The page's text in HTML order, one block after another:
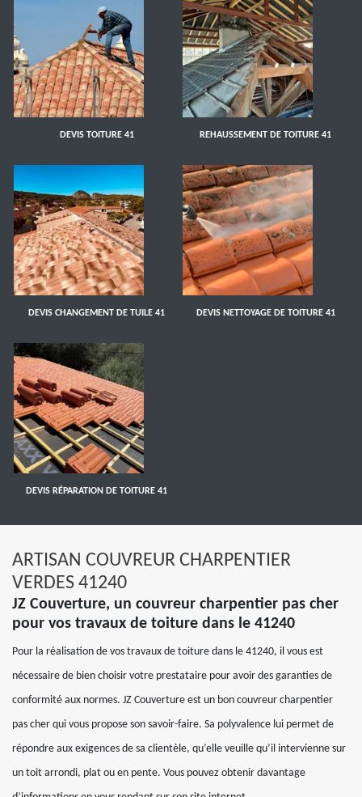
DEVIS TOITURE 41 REHAUSSEMENT DE TOITURE 41
DEVIS CHANGEMENT DE TUILE 41 DEVIS NETTOYAGE DE TOITURE 41
DEVIS RÉPARATION DE TOITURE 41
ARTISAN COUVREUR CHARPENTIER
VERDES 41240
JZ Couverture, un couvreur charpentier pas cher
pour vos travaux de toiture dans le 41240
Pour la réalisation de vos travaux de toiture dans le 41240, il vous est
nécessaire de bien choisir votre prestataire pour avoir des garanties de
conformité aux normes. JZ Couverture est un bon couvreur charpentier
pas cher qui vous propose son savoir-faire. Sa polyvalence lui permet de
répondre aux exigences de sa clientèle, qu’elle veuille qu’il intervienne sur
un toit arrondi, plat ou en pente. Vous pouvez obtenir davantage